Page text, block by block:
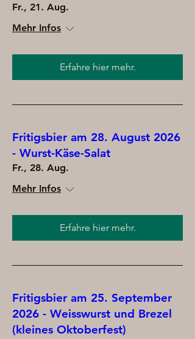
Fr., 21. Aug.
Mehr Infos
Erfahre hier mehr.
Fritigsbier am 28. August 2026
- Wurst-Käse-Salat
Fr., 28. Aug.
Mehr Infos
Erfahre hier mehr.
Fritigsbier am 25. September
2026 - Weisswurst und Brezel
(kleines Oktoberfest)